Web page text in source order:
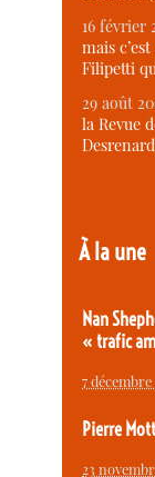
16 février
mais
Filipetti
29 août
la Revue
À la une
Nan
« trafic
7 décembre
Pierre
23